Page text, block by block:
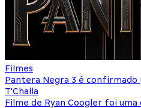
Filmes
Pantera Negra 3 é confirmado
T'Challa
Filme de Ryan Coogler foi uma